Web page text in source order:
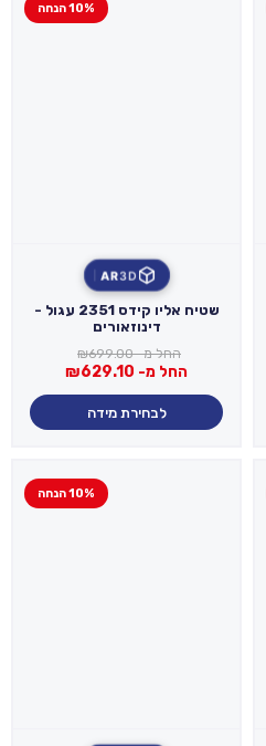
10% הנחה
3D
AR
שטיח אליו קידס 2351 עגול -
דינוזאורים
החל מ- ₪699.00
החל מ- ₪629.10
לבחירת מידה
10% הנחה